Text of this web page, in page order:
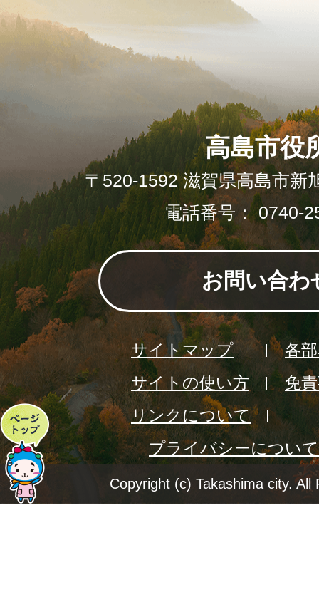
ペ
ー
ジ
高島市役
〒520-1592 滋賀県高島市新
電話番号： 0740-
お問い合わ
サイトマップ
各
サイトの使い方
免
リンクについて
プライバシーについて
Copyright (c) Takashima city. All